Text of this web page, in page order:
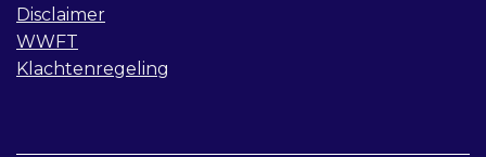
Disclaimer
WWFT
Klachtenregeling